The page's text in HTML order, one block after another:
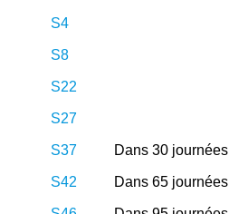
S4
S8
S22
S27
S37 Dans 30 journées
S42 Dans 65 journées